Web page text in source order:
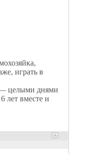
играть в
— целыми днями
лет вместе и